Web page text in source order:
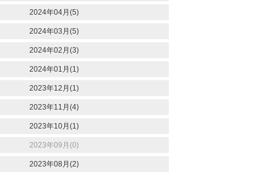
2024年04月(5)
2024年03月(5)
2024年02月(3)
2024年01月(1)
2023年12月(1)
2023年11月(4)
2023年10月(1)
2023年09月(0)
2023年08月(2)